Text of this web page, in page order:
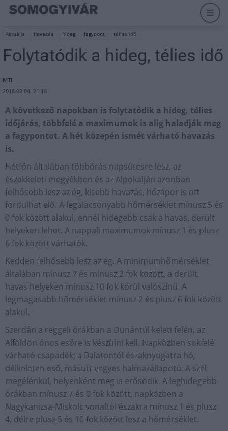
Aktuális havazás hideg fagypont télies idő
Folytatódik a hideg, télies idő
MTI
2018.02.04. 21:10
A következő napokban is folytatódik a hideg, télies
időjárás, többfelé a maximumok is alig haladják meg
a fagypontot. A hét közepén ismét várható havazás
is.
Hétfőn általában többórás napsütésre lesz, az
északkeleti megyékben és az Alpokalján azonban
felhősebb lesz az ég, kisebb havazás, hózápor is ott
fordulhat elő. A legalacsonyabb hőmérséklet mínusz 5 és
0 fok között alakul, ennél hidegebb csak a havas, derült
helyeken lehet. A nappali maximumok mínusz 1 és plusz
6 fok között várhatók.
Kedden felhősebb lesz az ég. A minimumhőmérséklet
általában mínusz 7 és mínusz 2 fok között, a derült,
havas helyeken mínusz 10 fok körül valószínű. A
legmagasabb hőmérséklet mínusz 2 és plusz 6 fok között
alakul.
Szerdán a reggeli órákban a Dunántúl keleti felén, az
Alföldön ónos esőre is készülni kell. Napközben sokfelé
várható csapadék; a Balatontól északnyugatra hó,
délkeleten eső, másutt vegyes halmazállapotú. A szél
megélénkül, helyenként meg is erősödik. A leghidegebb
órákban mínusz 7 és 0 fok között, napközben a
Nagykanizsa-Miskolc vonaltól északra mínusz 1 és plusz
4, délre plusz 5 és 10 fok között lesz a hőmérséklet.